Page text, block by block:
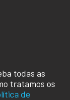
todas as
tratamos os
de